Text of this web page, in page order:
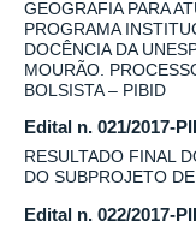
GEOGRAFIA PARA
PROGRAMA
DOCÊNCIA DA
MOURÃO.
BOLSISTA – PIBID
Edital n. 021/2017-
RESULTADO FINAL
DO SUBPROJETO
Edital n. 022/2017-